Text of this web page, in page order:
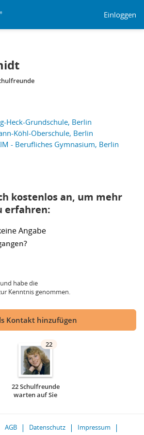
Einloggen
Heck-Grundschule, Berlin
Köhl-Oberschule, Berlin
- Berufliches Gymnasium, Berlin
kostenlos an, um mehr
erfahren:
Angabe
und habe die
Kenntnis genommen.
Kontakt hinzufügen
22
22 Schulfreunde
warten auf Sie
AGB Datenschutz
Impressum